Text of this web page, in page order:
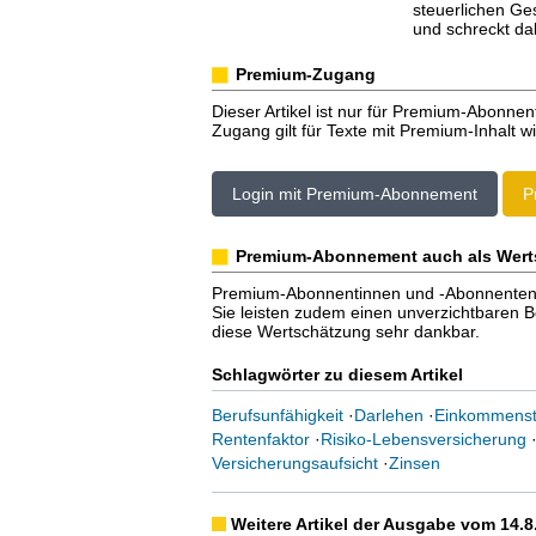
steuerlichen
und schreckt
Premium-Zugang
Dieser Artikel ist nur für Premium-
Zugang gilt für Texte mit Premium-Inhalt
Login mit Premium-Abonnement
Premium-Abonnement auch als
Premium-Abonnentinnen und -
Sie leisten zudem einen unverzichtbaren
diese Wertschätzung sehr dankbar.
Schlagwörter zu diesem Artikel
Berufsunfähigkeit·Darlehen ·
Rentenfaktor·Risiko-Lebensversicherung ·
Versicherungsaufsicht·Zinsen
Weitere Artikel der Ausgabe vom